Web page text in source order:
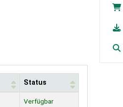
Status
Verfügbar